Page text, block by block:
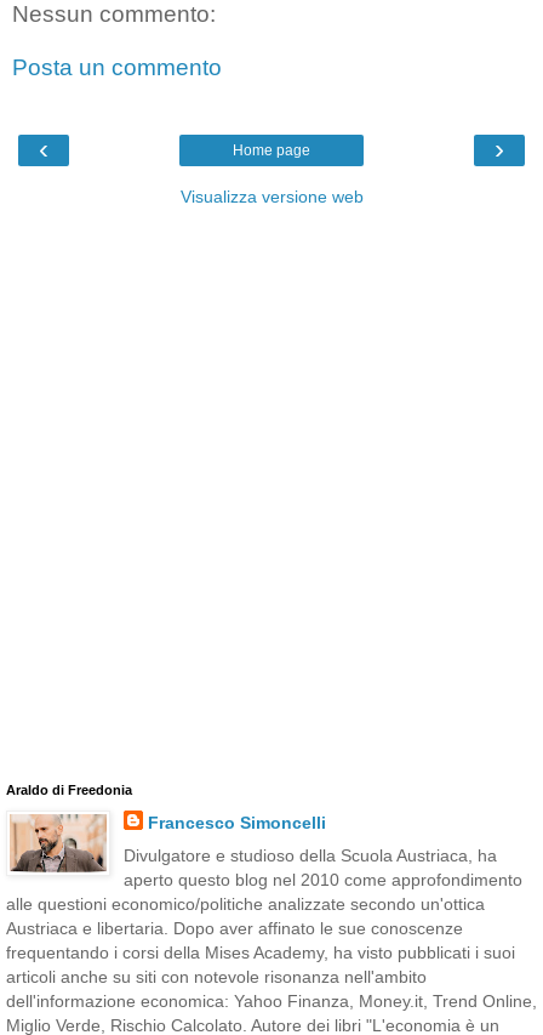
Nessun commento:
Posta un commento
‹ ›
Home page
Visualizza versione web
Araldo di Freedonia
Francesco Simoncelli
Divulgatore e studioso della Scuola Austriaca, ha
aperto questo blog nel 2010 come approfondimento
alle questioni economico/politiche analizzate secondo un'ottica
Austriaca e libertaria. Dopo aver affinato le sue conoscenze
frequentando i corsi della Mises Academy, ha visto pubblicati i suoi
articoli anche su siti con notevole risonanza nell'ambito
dell'informazione economica: Yahoo Finanza, Money.it, Trend Online,
Miglio Verde, Rischio Calcolato. Autore dei libri "L'economia è un